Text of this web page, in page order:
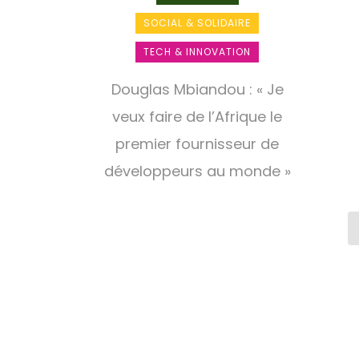
SOCIAL & SOLIDAIRE
TECH & INNOVATION
Douglas Mbiandou : « Je
veux faire de l’Afrique le
premier fournisseur de
développeurs au monde »